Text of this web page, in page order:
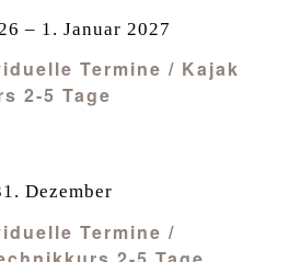
Termine / Kajak
2-5 Tage
– 1. Januar 2027
Termine /
Dezember